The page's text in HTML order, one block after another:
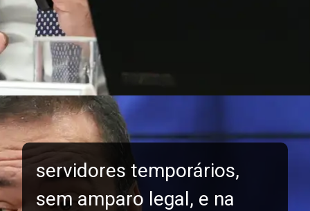
servidores temporários,
sem amparo legal, e na